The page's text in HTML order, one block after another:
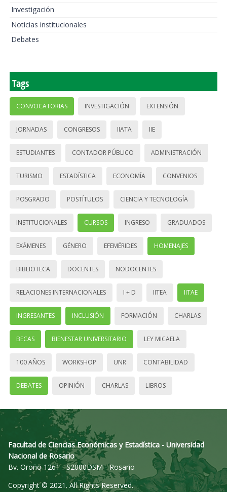
Investigación
Noticias institucionales
Debates
Tags
CONVOCATORIAS INVESTIGACIÓN EXTENSIÓN
JORNADAS CONGRESOS IIATA IIE
ESTUDIANTES CONTADOR PÚBLICO ADMINISTRACIÓN
TURISMO ESTADÍSTICA ECONOMÍA CONVENIOS
POSGRADO POSTÍTULOS CIENCIA Y TECNOLOGÍA
INSTITUCIONALES CURSOS INGRESO GRADUADOS
EXÁMENES GÉNERO EFEMÉRIDES HOMENAJES
BIBLIOTECA DOCENTES NODOCENTES
RELACIONES INTERNACIONALES I + D IITEA IITAE
INGRESANTES INCLUSIÓN FORMACIÓN CHARLAS
BECAS BIENESTAR UNIVERSITARIO LEY MICAELA
100 AÑOS WORKSHOP UNR CONTABILIDAD
DEBATES OPINIÓN CHARLAS LIBROS
Facultad de Ciencias Económicas y Estadística - Universidad
Nacional de Rosario
Bv. Oroño 1261 - S2000DSM - Rosario
Copyright © 2021. All Rights Reserved.